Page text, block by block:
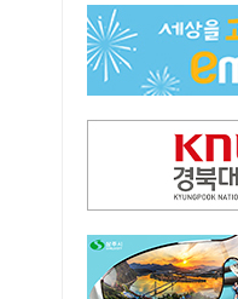
SK하이닉스, 주당 375원 분
이의준 전 경북도 새마을
"상법개정해도 주주가 '봉'"…하